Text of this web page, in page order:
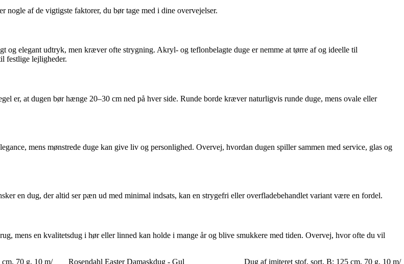
af de vigtigste faktorer, du bør tage med i dine overvejelser.
og elegant udtryk, men kræver ofte strygning. Akryl- og teflonbelagte duge er nemme at tørre af og ideelle til
festlige lejligheder.
er, at dugen bør hænge 20–30 cm ned på hver side. Runde borde kræver naturligvis runde duge, mens ovale eller
mens mønstrede duge kan give liv og personlighed. Overvej, hvordan dugen spiller sammen med service, glas og
en dug, der altid ser pæn ud med minimal indsats, kan en strygefri eller overfladebehandlet variant være en fordel.
mens en kvalitetsdug i hør eller linned kan holde i mange år og blive smukkere med tiden. Overvej, hvor ofte du vil
70 g, 10 m/
Rosendahl Easter Damaskdug - Gul
Dug af imiteret stof, sort, B: 125 cm, 70 g, 10 m/